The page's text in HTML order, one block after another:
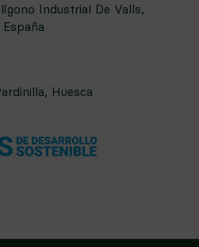
Industrial De Valls,
Huesca